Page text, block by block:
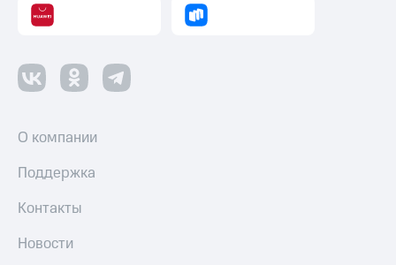
О компании
Поддержка
Контакты
Новости